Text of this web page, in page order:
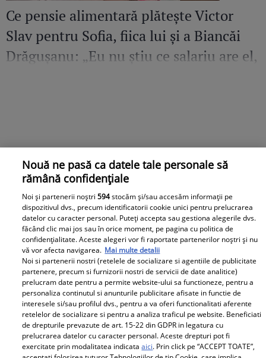
Ce pensie alimentară plătește Victor
Slav pentru Sofia, fiica lui și a Biancăi
Drăgușanu: „Eu nu știu ce salariu are el,
Observator News
Dronă doborâtă în premieră
deasupra României. A fost lovită
de racheta unui F-16 al Forţelor
Aeriene Române
Nouă ne pasă ca datele tale personale să
rămână confidențiale
Noi și partenerii noștri594stocăm și/sau accesăm informații pe
dispozitivul dvs., precum identificatorii cookie unici pentru prelucrarea
datelor cu caracter personal. Puteți accepta sau gestiona alegerile dvs.
făcând clic mai jos sau în orice moment, pe pagina cu politica de
confidențialitate. Aceste alegeri vor fi raportate partenerilor noștri și nu
vă vor afecta navigarea. Mai multe detalii
Noi si partenerii nostri (retelele de socializare si agentiile de publicitate
partenere, precum si furnizorii nostri de servicii de date analitice)
prelucram date pentru a permite website-ului sa functioneze, pentru a
personaliza continutul si anunturile publicitare afisate in functie de
interesele si/sau profilul dvs., pentru a va oferi functionalitati aferente
retelelor de socializare si pentru a analiza traficul pe website. Beneficiati
de drepturile prevazute de art. 15-22 din GDPR in legatura cu
prelucrarea datelor cu caracter personal. Aceste drepturi pot fi
exercitate prin modalitatea indicataaici. Prin click pe “ACCEPT TOATE”,